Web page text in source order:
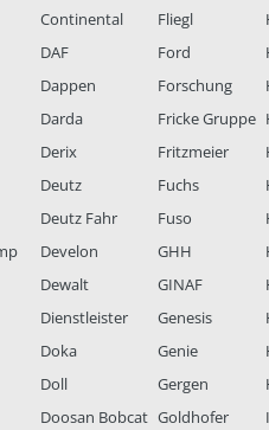
Continental
DAF
Dappen
Darda
Derix
Deutz
Deutz Fahr
Develon
Dewalt
Dienstleister
Doka
Doll
Doosan Bobcat
Fliegl
Ford
Forschung
Fricke Gruppe
Fritzmeier
Fuchs
Fuso
GHH
GINAF
Genesis
Genie
Gergen
Goldhofer